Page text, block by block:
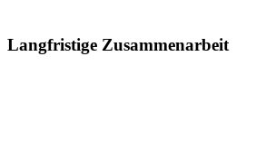
Langfristige Zusammenarbeit